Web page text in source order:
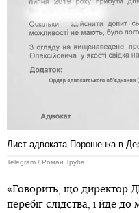
Лист адвоката Порошенка в
Telegram / Роман Труба
«Говорить, що директор
перебіг слідства, і йде